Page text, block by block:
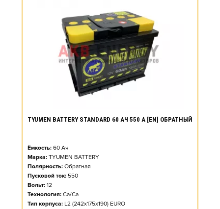
TYUMEN BATTERY STANDARD 60 АЧ 550 А [EN] ОБРАТНЫЙ
Ёмкость: 60 Ач
Марка: TYUMEN BATTERY
Полярность: Обратная
Пусковой ток: 550
Вольт: 12
Технология: Ca/Ca
Тип корпуса: L2 (242x175x190) EURO